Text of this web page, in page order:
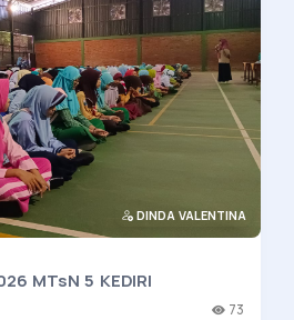
DINDA VALENTINA
PRA MATAMUDA 2026 MTsN 5 KEDIRI
73